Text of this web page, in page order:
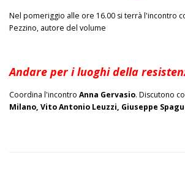
Nel pomeriggio alle ore 16.00 si terrà l'incontro
Pezzino, autore del volume
Andare per i luoghi della
Coordina l'incontro Anna Gervasio. Discutono
Milano, Vito Antonio Leuzzi, Giuseppe